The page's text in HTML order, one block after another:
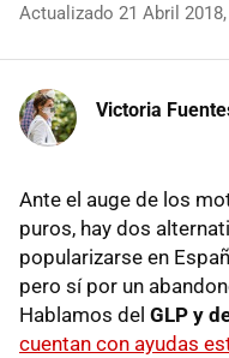
Actualizado 21 Abril
Victoria
Ante el auge de los
puros, hay dos
popularizarse en
pero sí por un
Hablamos del GLP y
cuentan con ayudas